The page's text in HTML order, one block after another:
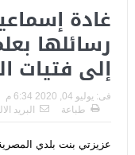
غادة
رسائلها
إلى فتيات
فى: يوليو 04, 2020 6:34 م
طباعة
البريد
عزيزتي بنت بلدي